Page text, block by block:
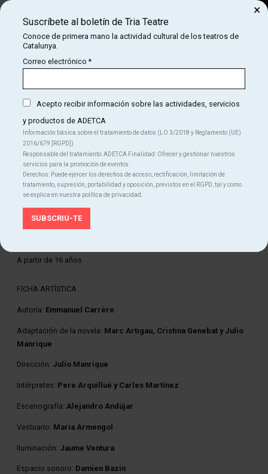
Buscar
CARTELERA
L'ADVERSARI
Del MI 01.03.23 al DO 27.10.24
Teatre Romea
Duración:90 min
Teatro
Idiomas
Catalán
A partir de 16 años
FICHA ARTÍSTICA
Autoría: Emmanuel Carrère
Adaptación de la novela: Marc Artigau, Cristina Genebat y Julio
Manrique
Dirección: Julio Manrique
Intérpretes: Pere Arquillué y Carles Martínez
Escenografía: Alejandro Andújar
Vestuario: Maria Armengol
Iluminación: Jaume Ventura
Espacio sonoro: Damien Bazin
Suscríbete al boletín de Tria Teatre
Conoce de primera mano la actividad cultural de los teatros de
Catalunya.
Correo electrónico*
Acepto recibir información sobre las actividades, servicios
y productos de ADETCA
Información básica sobre el tratamiento de datos (LO 3/2018 y Reglamento (UE)
2016/679 ]RGPD])
Responsable del tratamiento: ADETCA Finalidad: Ofrecer y gestionar nuestros
servicios para la promoción de eventos.
Derechos: Puede ejercer los derechos de acceso, rectificación, limitación de
tratamiento, supresión, portabilidad y oposición, previstos en el RGPD, tal y como
se explica en nuestra política de privacidad.
×